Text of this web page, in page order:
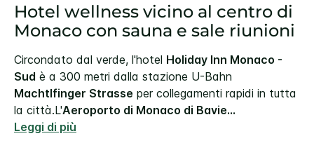
Hotel wellness vicino al centro di
Monaco con sauna e sale riunioni
Circondato dal verde, l'hotel Holiday Inn Monaco -
Sud è a 300 metri dalla stazione U-Bahn
Machtlfinger Strasse per collegamenti rapidi in tutta
la città.L'Aeroporto di Monaco di Bavie...
Leggi di più